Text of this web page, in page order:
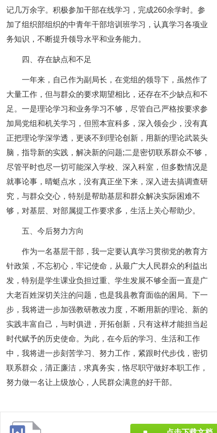
记几万余字。积极参加干部在线学习，完成260余学时。参
加了组织部组织的中青年干部培训班学习，认真学习各项业
务知识，不断提升领导水平和业务能力。
四、存在缺点和不足
一年来，自己作为副局长，在党组的领导下，虽然作了
大量工作，但与群众的要求期望相比，还存在不少缺点和不
足。一是理论学习和业务学习不够，尽管自己严格按要求参
加局党组和机关学习，但照本宣科多，深入领会少，没有真
正把理论学深学透，更谈不到理论创新，用新的理论武装头
脑，指导新的实践，解决新的问题;二是密切联系群众不够，
尽管平时也尽一切可能深入学校、深入科室，但多数情况是
就事论事，晴蜓点水，没有真正坐下来，深入进去搞调查研
究，与群众交心，特别是帮助基层和群众解决实际困难不
够，对基层、对部属提工作要求多，生活上关心帮助少。
五、今后努力方向
作为一名基层干部，我一定要认真学习贯彻党的教育方
针政策，不忘初心，牢记使命，从最广大人民群众的利益出
发，特别是学生课业负担过重、学生发展不够全面一直是广
大老百姓深切关注的问题，也是我县教育面临的困局。下一
步，我将进一步加强教研教改力度，不断用新的理论、新的
实践丰富自己，与时俱进，开拓创新，只有这样才能担当起
时代赋予的历史使命。为此，在今后的学习、生活和工作
中，我将进一步刻苦学习、努力工作，紧跟时代步伐，密切
联系群众，清正廉洁，求真务实，恪尽职守做好本职工作，
努力做一名让上级放心，人民群众满意的好干部。